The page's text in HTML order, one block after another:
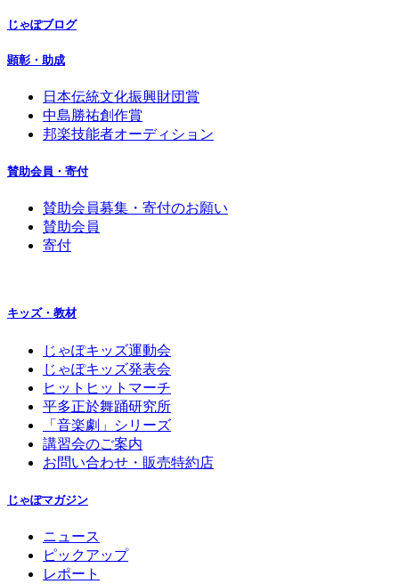
じゃぽブログ
顕彰・助成
日本伝統文化振興財団賞
中島勝祐創作賞
邦楽技能者オーディション
賛助会員・寄付
賛助会員募集・寄付のお願い
賛助会員
寄付
キッズ・教材
じゃぽキッズ運動会
じゃぽキッズ発表会
ヒットヒットマーチ
平多正於舞踊研究所
「音楽劇」シリーズ
講習会のご案内
お問い合わせ・販売特約店
じゃぽマガジン
ニュース
ピックアップ
レポート